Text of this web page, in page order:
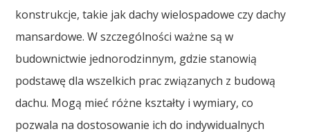
konstrukcje, takie jak dachy wielospadowe czy dachy
mansardowe. W szczególności ważne są w
budownictwie jednorodzinnym, gdzie stanowią
podstawę dla wszelkich prac związanych z budową
dachu. Mogą mieć różne kształty i wymiary, co
pozwala na dostosowanie ich do indywidualnych